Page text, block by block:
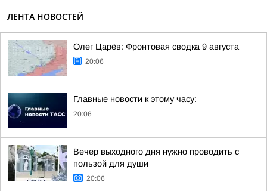
ЛЕНТА НОВОСТЕЙ
Олег Царёв: Фронтовая сводка 9 августа
20:06
Главные новости к этому часу:
20:06
Вечер выходного дня нужно проводить с
пользой для души
20:06